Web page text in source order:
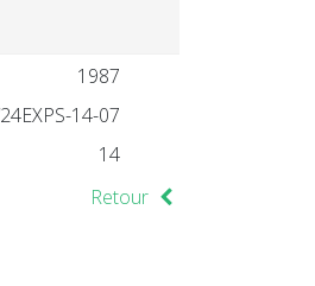
1987
14-07-E-10/24EXPS
14
Retour